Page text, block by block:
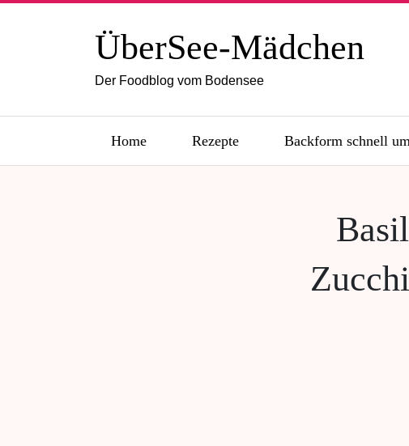
ÜberSee-Mädchen
Der Foodblog vom Bodensee
Home Rezepte Backform schnell